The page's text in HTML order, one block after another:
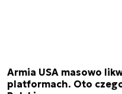
Armia USA masowo
platformach. Oto